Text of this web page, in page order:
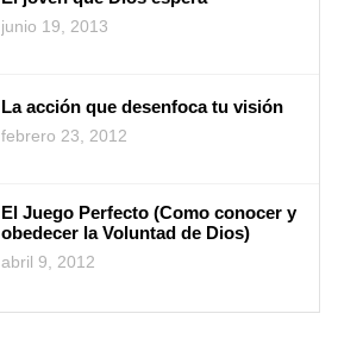
junio 19, 2013
La acción que desenfoca tu visión
febrero 23, 2012
El Juego Perfecto (Como conocer y
obedecer la Voluntad de Dios)
abril 9, 2012